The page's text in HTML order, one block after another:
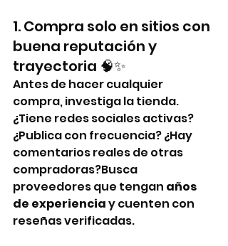
1. Compra solo en sitios con
buena reputación y
trayectoria 🧠✨
Antes de hacer cualquier
compra, investiga la tienda.
¿Tiene redes sociales activas?
¿Publica con frecuencia? ¿Hay
comentarios reales de otras
compradoras?Busca
proveedores que tengan años
de experiencia y cuenten con
reseñas verificadas.